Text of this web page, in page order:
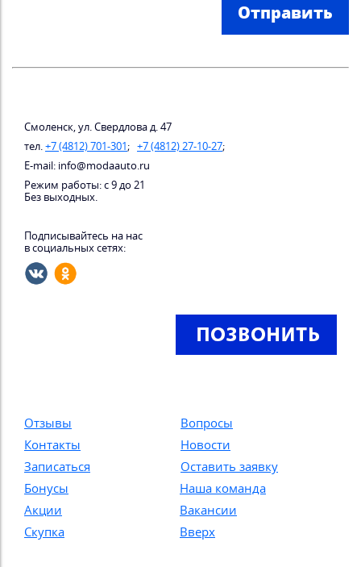
Отправить
Смоленск, ул. Свердлова д. 47
тел.+7 (4812) 701-301; +7 (4812) 27-10-27;
E-mail: info@modaauto.ru
Режим работы: с 9 до 21
Без выходных.
Подписывайтесь на нас
в социальных сетях:
Отзывы
Вопросы
Контакты
Новости
Записаться
Оставить заявку
Бонусы
Наша команда
Акции
Вакансии
Скупка
Вверх